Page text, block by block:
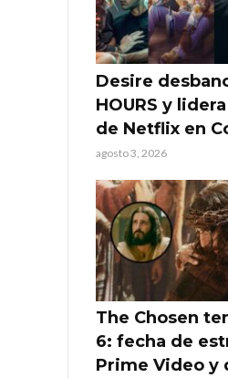
Desire
HOURS y
de Netflix en
agosto 3, 2026
The Chosen
6: fecha de
Prime Video y